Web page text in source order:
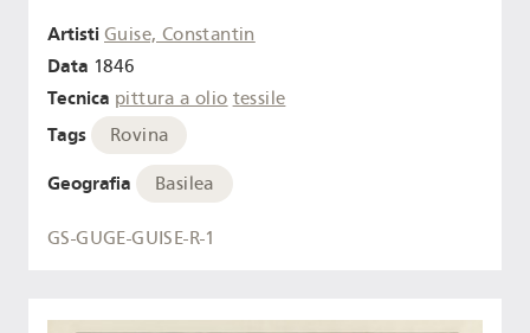
Artisti Guise, Constantin
Data 1846
Tecnica pittura a olio tessile
Tags Rovina
Geografia Basilea
GS-GUGE-GUISE-R-1